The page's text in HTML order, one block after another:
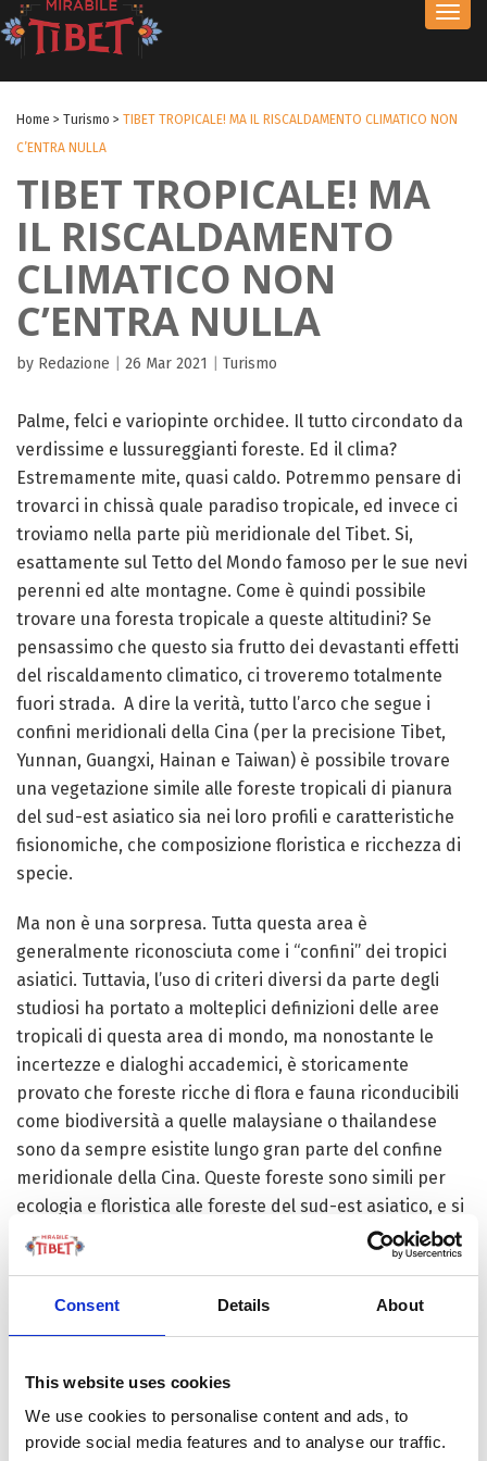
Consent Details About
This website uses cookies
We use cookies to personalise content and ads, to
provide social media features and to analyse our traffic.
Home > Turismo > TIBET TROPICALE! MA IL RISCALDAMENTO CLIMATICO NON
C’ENTRA NULLA
TIBET TROPICALE! MA
IL RISCALDAMENTO
CLIMATICO NON
C’ENTRA NULLA
by Redazione 26 Mar 2021 Turismo
Palme, felci e variopinte orchidee. Il tutto circondato da
verdissime e lussureggianti foreste. Ed il clima?
Estremamente mite, quasi caldo. Potremmo pensare di
trovarci in chissà quale paradiso tropicale, ed invece ci
troviamo nella parte più meridionale del Tibet. Si,
esattamente sul Tetto del Mondo famoso per le sue nevi
perenni ed alte montagne. Come è quindi possibile
trovare una foresta tropicale a queste altitudini? Se
pensassimo che questo sia frutto dei devastanti effetti
del riscaldamento climatico, ci troveremo totalmente
fuori strada. A dire la verità, tutto l’arco che segue i
confini meridionali della Cina (per la precisione Tibet,
Yunnan, Guangxi, Hainan e Taiwan) è possibile trovare
una vegetazione simile alle foreste tropicali di pianura
del sud-est asiatico sia nei loro profili e caratteristiche
fisionomiche, che composizione floristica e ricchezza di
specie.
Ma non è una sorpresa. Tutta questa area è
generalmente riconosciuta come i “confini” dei tropici
asiatici. Tuttavia, l’uso di criteri diversi da parte degli
studiosi ha portato a molteplici definizioni delle aree
tropicali di questa area di mondo, ma nonostante le
incertezze e dialoghi accademici, è storicamente
provato che foreste ricche di flora e fauna riconducibili
come biodiversità a quelle malaysiane o thailandese
sono da sempre esistite lungo gran parte del confine
meridionale della Cina. Queste foreste sono simili per
ecologia e floristica alle foreste del sud-est asiatico, e si
trovano nelle pianure intorno a quota 1000-1200 m di
altitudine. A tutti gli effetti, questa verde macchia
UN PARADISO TROPICALE SUL TETTO DEL